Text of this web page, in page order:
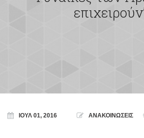
ΙΟΎΛ 01, 2016 ΑΝΑΚΟΙΝΩΣΕΙΣ